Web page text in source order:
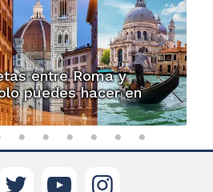
entre Roma y
puedes hacer en